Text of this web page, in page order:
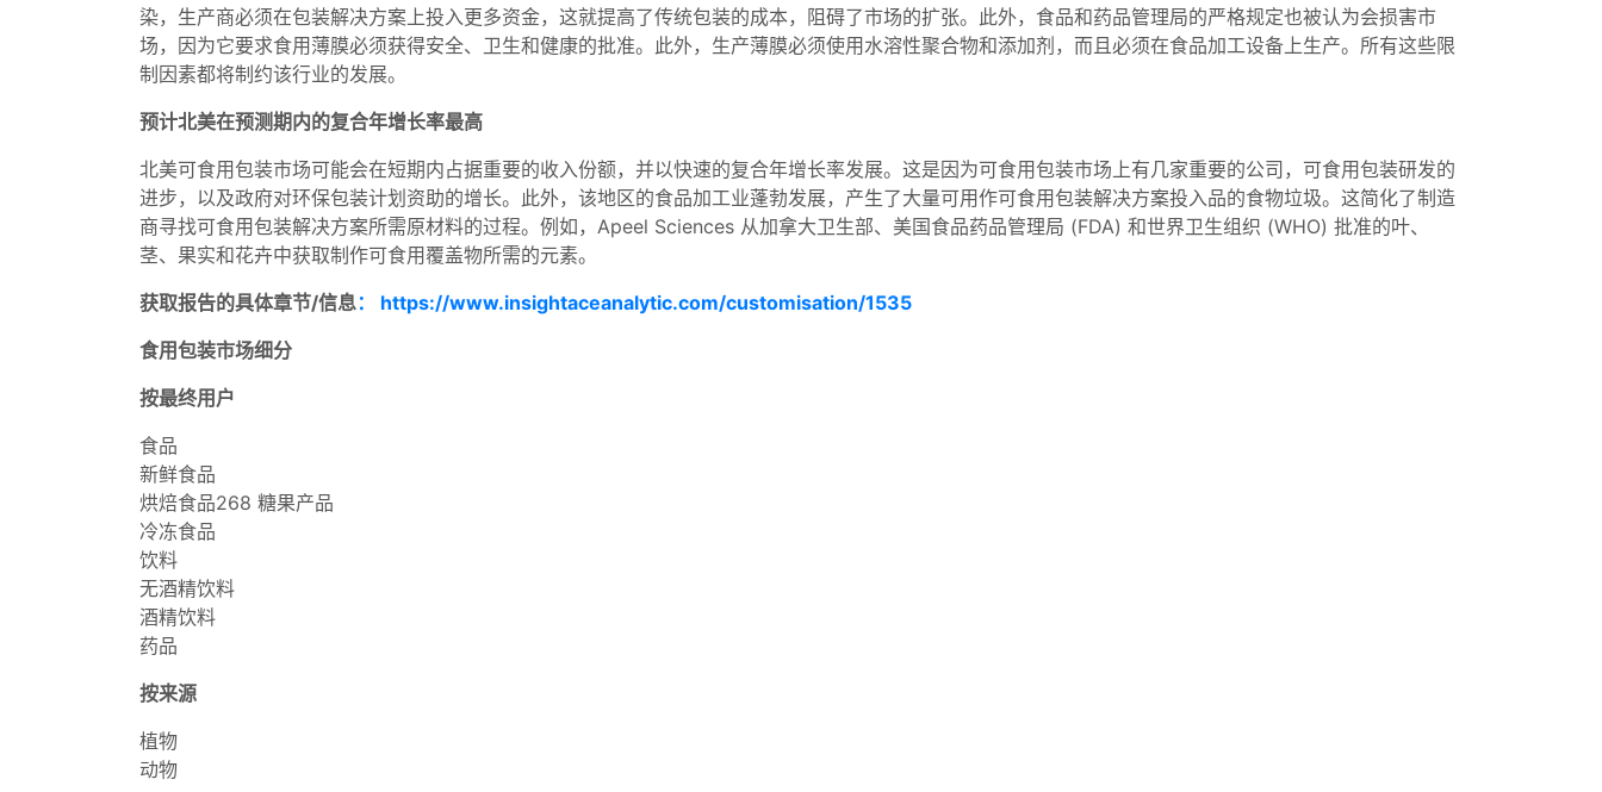
染，生产商必须在包装解决方案上投入更多资金，这就提高了传统包装的成本，阻碍了市场的扩张。此外，食品和药品管理局的严格规定也被认为会损害市
场，因为它要求食用薄膜必须获得安全、卫生和健康的批准。此外，生产薄膜必须使用水溶性聚合物和添加剂，而且必须在食品加工设备上生产。所有这些限
制因素都将制约该行业的发展。
预计北美在预测期内的复合年增长率最高
北美可食用包装市场可能会在短期内占据重要的收入份额，并以快速的复合年增长率发展。这是因为可食用包装市场上有几家重要的公司，可食用包装研发的
进步，以及政府对环保包装计划资助的增长。此外，该地区的食品加工业蓬勃发展，产生了大量可用作可食用包装解决方案投入品的食物垃圾。这简化了制造
商寻找可食用包装解决方案所需原材料的过程。例如，Apeel Sciences 从加拿大卫生部、美国食品药品管理局 (FDA) 和世界卫生组织 (WHO) 批准的叶、
茎、果实和花卉中获取制作可食用覆盖物所需的元素。
获取报告的具体章节/信息： https://www.insightaceanalytic.com/customisation/1535
食用包装市场细分
按最终用户
食品
新鲜食品
烘焙食品268 糖果产品
冷冻食品
饮料
无酒精饮料
酒精饮料
药品
按来源
植物
动物